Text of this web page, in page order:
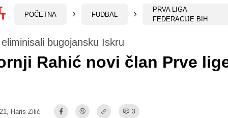
POČETNA FUDBAL
PRVA LIGA
FEDERACIJE BIH
bugojansku Iskru
Rahić novi član Prve
Haris Zilić 3